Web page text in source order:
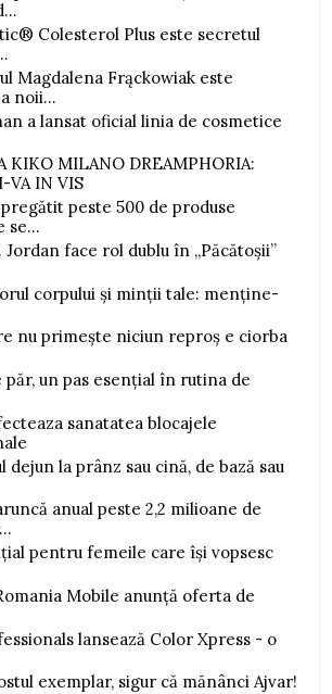
Colesterol Plus este secretul
Magdalena Frąckowiak este
noii...
a lansat oficial linia de cosmetice
KIKO MILANO DREAMPHORIA:
VA IN VIS
pregătit peste 500 de produse
se...
Jordan face rol dublu în „Păcătoșii”
corpului și minții tale: menține-
nu primește niciun reproș e ciorba
păr, un pas esențial în rutina de
sanatatea blocajele
dejun la prânz sau cină, de bază sau
anual peste 2,2 milioane de
pentru femeile care își vopsesc
Mobile anunță oferta de
lansează Color Xpress - o
exemplar, sigur că mănânci Ajvar!